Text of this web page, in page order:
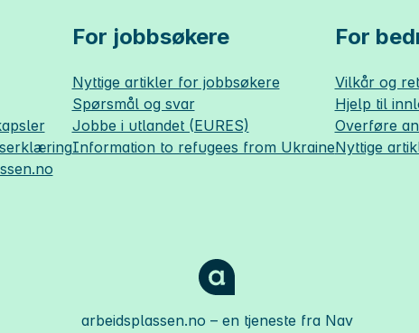
For jobbsøkere
Nyttige artikler for jobbsøkere
Spørsmål og svar
Jobbe i utlandet (EURES)
Information to refugees from Ukraine
For
Vilkår og
Hjelp til
Overføre
Nyttige
arbeidsplassen.no – en tjeneste fra Nav